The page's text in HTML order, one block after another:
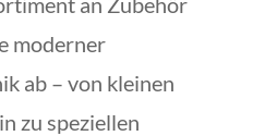
moderner
ab – von kleinen
zu speziellen